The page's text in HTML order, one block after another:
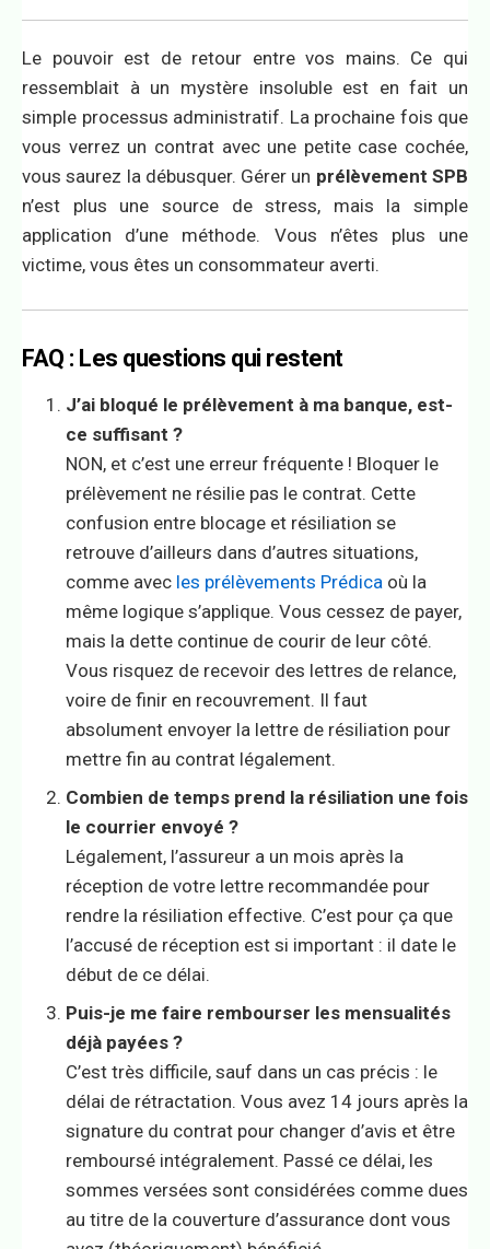
Le pouvoir est de retour entre vos mains. Ce qui
ressemblait à un mystère insoluble est en fait un
simple processus administratif. La prochaine fois que
vous verrez un contrat avec une petite case cochée,
vous saurez la débusquer. Gérer un prélèvement SPB
n’est plus une source de stress, mais la simple
application d’une méthode. Vous n’êtes plus une
victime, vous êtes un consommateur averti.
FAQ : Les questions qui restent
J’ai bloqué le prélèvement à ma banque, est-
ce suffisant ?
NON, et c’est une erreur fréquente ! Bloquer le
prélèvement ne résilie pas le contrat. Cette
confusion entre blocage et résiliation se
retrouve d’ailleurs dans d’autres situations,
comme avec les prélèvements Prédica où la
même logique s’applique. Vous cessez de payer,
mais la dette continue de courir de leur côté.
Vous risquez de recevoir des lettres de relance,
voire de finir en recouvrement. Il faut
absolument envoyer la lettre de résiliation pour
mettre fin au contrat légalement.
Combien de temps prend la résiliation une fois
le courrier envoyé ?
Légalement, l’assureur a un mois après la
réception de votre lettre recommandée pour
rendre la résiliation effective. C’est pour ça que
l’accusé de réception est si important : il date le
début de ce délai.
Puis-je me faire rembourser les mensualités
déjà payées ?
C’est très difficile, sauf dans un cas précis : le
délai de rétractation. Vous avez 14 jours après la
signature du contrat pour changer d’avis et être
remboursé intégralement. Passé ce délai, les
sommes versées sont considérées comme dues
au titre de la couverture d’assurance dont vous